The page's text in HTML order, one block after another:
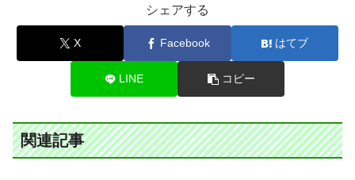
シェアする
X Facebook はてブ
LINE コピー
関連記事